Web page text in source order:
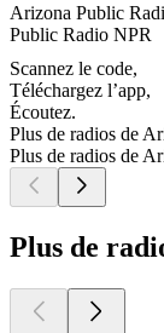
Arizona Public
Public Radio NPR
Scannez le code,
Téléchargez l’app,
Écoutez.
Plus de radios de
Plus de radios de
Plus de